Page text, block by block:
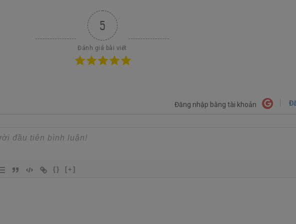
5
Đánh giá bài viết
Đăng nhập bằng tài khoản
{} [+]